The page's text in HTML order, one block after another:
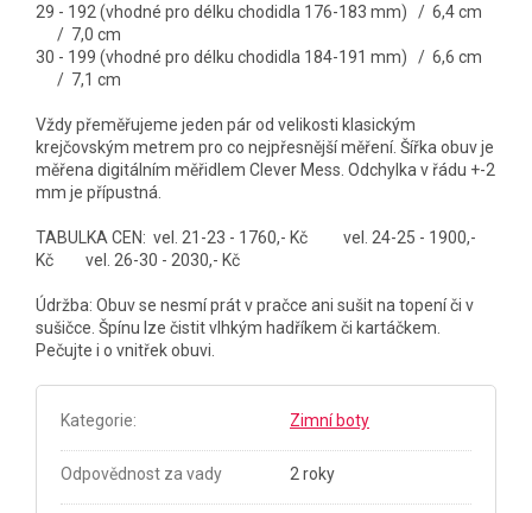
29 - 192 (vhodné pro délku chodidla 176-183 mm) / 6,4 cm
/ 7,0 cm
30 - 199 (vhodné pro délku chodidla 184-191 mm) / 6,6 cm
/ 7,1 cm
Vždy přeměřujeme jeden pár od velikosti klasickým
krejčovským metrem pro co nejpřesnější měření. Šířka obuv je
měřena digitálním měřidlem Clever Mess. Odchylka v řádu +-2
mm je přípustná.
TABULKA CEN: vel. 21-23 - 1760,- Kč vel. 24-25 - 1900,-
Kč vel. 26-30 - 2030,- Kč
Údržba: Obuv se nesmí prát v pračce ani sušit na topení či v
sušičce. Špínu lze čistit vlhkým hadříkem či kartáčkem.
Pečujte i o vnitřek obuvi.
Kategorie: Zimní boty
Odpovědnost za vady 2 roky